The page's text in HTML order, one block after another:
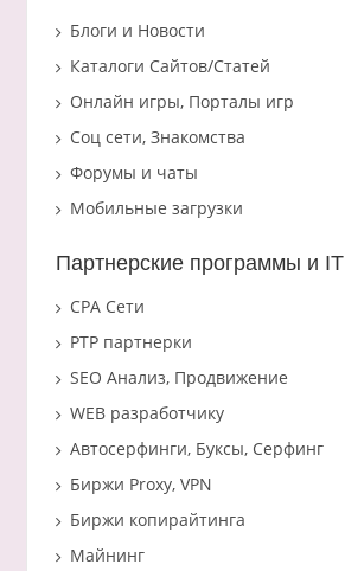
Блоги и Новости
Каталоги Сайтов/Статей
Онлайн игры, Порталы игр
Соц сети, Знакомства
Форумы и чаты
Мобильные загрузки
Партнерские программы и IT
CPA Сети
PTP партнерки
SEO Анализ, Продвижение
WEB разработчику
Автосерфинги, Буксы, Серфинг
Биржи Proxy, VPN
Биржи копирайтинга
Майнинг